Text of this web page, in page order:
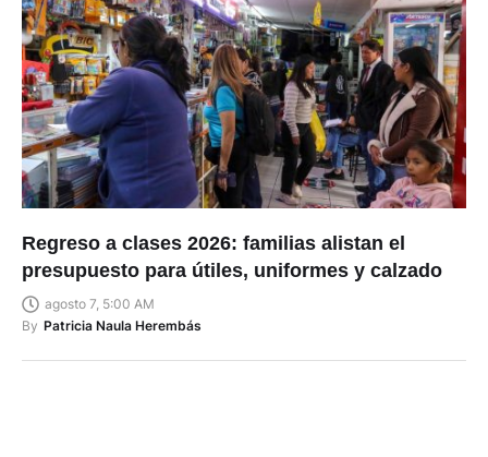
Regreso a clases 2026: familias alistan el
presupuesto para útiles, uniformes y calzado
agosto 7, 5:00 AM
By Patricia Naula Herembás